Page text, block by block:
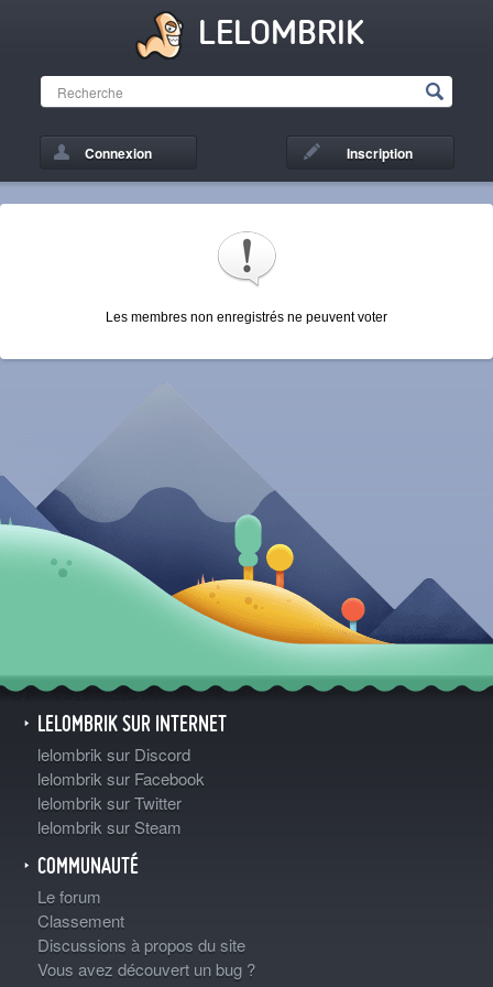
LELOMBRIK
Connexion Inscription
Les membres non enregistrés ne peuvent voter
LELOMBRIK SUR INTERNET
lelombrik sur Discord
lelombrik sur Facebook
lelombrik sur Twitter
lelombrik sur Steam
COMMUNAUTÉ
Le forum
Classement
Discussions à propos du site
Vous avez découvert un bug ?